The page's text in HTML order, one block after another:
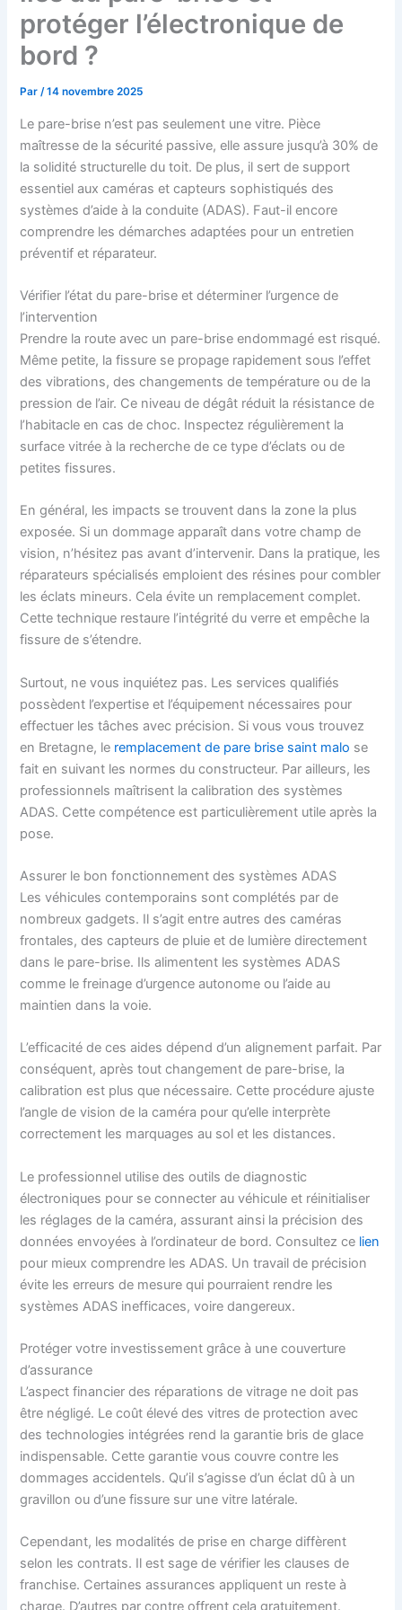
protéger l’électronique de
bord ?
Par/14 novembre 2025
Le pare-brise n’est pas seulement une vitre. Pièce
maîtresse de la sécurité passive, elle assure jusqu’à 30% de
la solidité structurelle du toit. De plus, il sert de support
essentiel aux caméras et capteurs sophistiqués des
systèmes d’aide à la conduite (ADAS). Faut-il encore
comprendre les démarches adaptées pour un entretien
préventif et réparateur.
Vérifier l’état du pare-brise et déterminer l’urgence de
l’intervention
Prendre la route avec un pare-brise endommagé est risqué.
Même petite, la fissure se propage rapidement sous l’effet
des vibrations, des changements de température ou de la
pression de l’air. Ce niveau de dégât réduit la résistance de
l’habitacle en cas de choc. Inspectez régulièrement la
surface vitrée à la recherche de ce type d’éclats ou de
petites fissures.
En général, les impacts se trouvent dans la zone la plus
exposée. Si un dommage apparaît dans votre champ de
vision, n’hésitez pas avant d’intervenir. Dans la pratique, les
réparateurs spécialisés emploient des résines pour combler
les éclats mineurs. Cela évite un remplacement complet.
Cette technique restaure l’intégrité du verre et empêche la
fissure de s’étendre.
Surtout, ne vous inquiétez pas. Les services qualifiés
possèdent l’expertise et l’équipement nécessaires pour
effectuer les tâches avec précision. Si vous vous trouvez
en Bretagne, le remplacement de pare brise saint malo se
fait en suivant les normes du constructeur. Par ailleurs, les
professionnels maîtrisent la calibration des systèmes
ADAS. Cette compétence est particulièrement utile après la
pose.
Assurer le bon fonctionnement des systèmes ADAS
Les véhicules contemporains sont complétés par de
nombreux gadgets. Il s’agit entre autres des caméras
frontales, des capteurs de pluie et de lumière directement
dans le pare-brise. Ils alimentent les systèmes ADAS
comme le freinage d’urgence autonome ou l’aide au
maintien dans la voie.
L’efficacité de ces aides dépend d’un alignement parfait. Par
conséquent, après tout changement de pare-brise, la
calibration est plus que nécessaire. Cette procédure ajuste
l’angle de vision de la caméra pour qu’elle interprète
correctement les marquages au sol et les distances.
Le professionnel utilise des outils de diagnostic
électroniques pour se connecter au véhicule et réinitialiser
les réglages de la caméra, assurant ainsi la précision des
données envoyées à l’ordinateur de bord. Consultez ce lien
pour mieux comprendre les ADAS. Un travail de précision
évite les erreurs de mesure qui pourraient rendre les
systèmes ADAS inefficaces, voire dangereux.
Protéger votre investissement grâce à une couverture
d’assurance
L’aspect financier des réparations de vitrage ne doit pas
être négligé. Le coût élevé des vitres de protection avec
des technologies intégrées rend la garantie bris de glace
indispensable. Cette garantie vous couvre contre les
dommages accidentels. Qu’il s’agisse d’un éclat dû à un
gravillon ou d’une fissure sur une vitre latérale.
Cependant, les modalités de prise en charge diffèrent
selon les contrats. Il est sage de vérifier les clauses de
franchise. Certaines assurances appliquent un reste à
charge. D’autres par contre offrent cela gratuitement.